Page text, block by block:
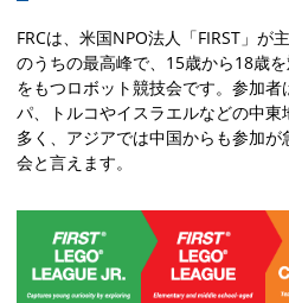
FRCは、米国NPO法人「FIRST」が
のうちの最高峰で、15歳から18歳
をもつロボット競技会です。参加
パ、トルコやイスラエルなどの中
多く、アジアでは中国からも参加
会と言えます。